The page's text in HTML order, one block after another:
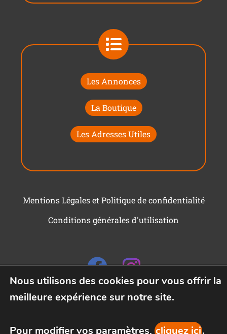
Les Annonces
La Boutique
Les Adresses Utiles
Mentions Légales et Politique de confidentialité
Conditions générales d'utilisation
Nous utilisons des cookies pour vous offrir la
meilleure expérience sur notre site.
Pour modifier vos paramètres, cliquez ici.